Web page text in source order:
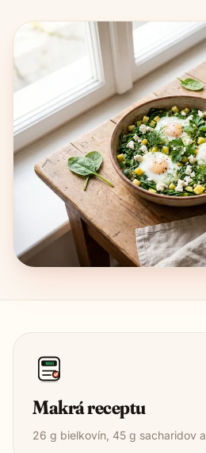
1850
Makrá receptu
26 g bielkovín, 45 g sacharidov a